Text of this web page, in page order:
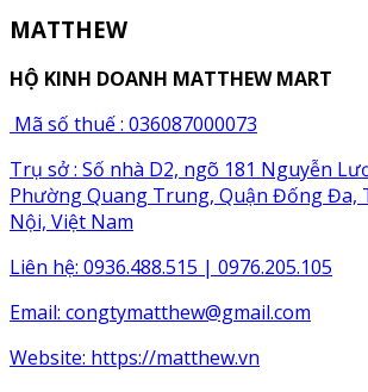
MATTHEW
HỘ KINH DOANH MATTHEW MART
Mã số thuế : 036087000073
Trụ sở : Số nhà D2, ngõ 181 Nguyễn
Phường Quang Trung, Quận Đống Đa,
Nội, Việt Nam
Liên hệ: 0936.488.515 | 0976.205.105
Email: congtymatthew@gmail.com
Website: https://matthew.vn